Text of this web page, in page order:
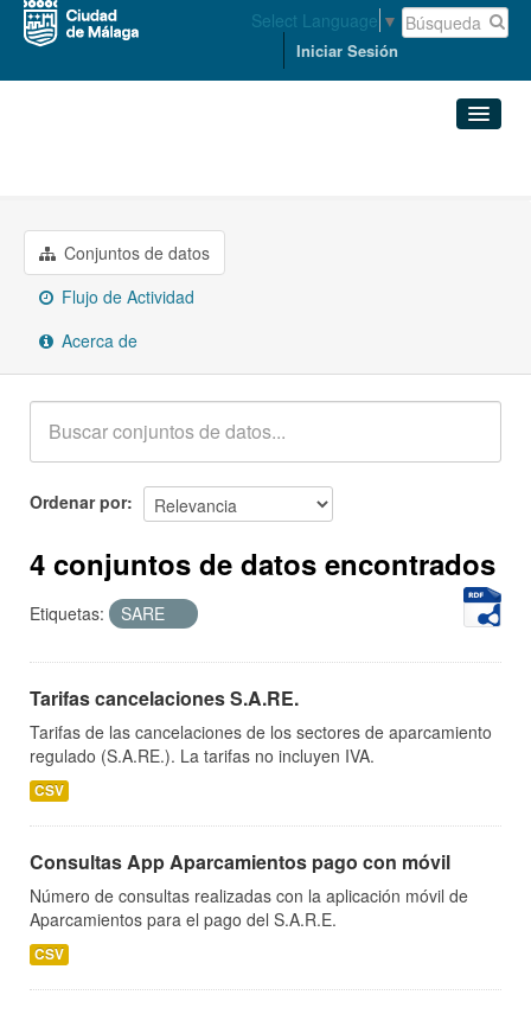
Select Language ▼
Iniciar Sesión
Organizaciones
Grupos
Acerca de
Conjuntos de datos
Flujo de Actividad
Acerca de
Ordenar por
4 conjuntos de datos encontrados
Etiquetas: SARE
Tarifas cancelaciones S.A.RE.
Tarifas de las cancelaciones de los sectores de aparcamiento
regulado (S.A.RE.). La tarifas no incluyen IVA.
CSV
Consultas App Aparcamientos pago con móvil
Número de consultas realizadas con la aplicación móvil de
Aparcamientos para el pago del S.A.R.E.
CSV